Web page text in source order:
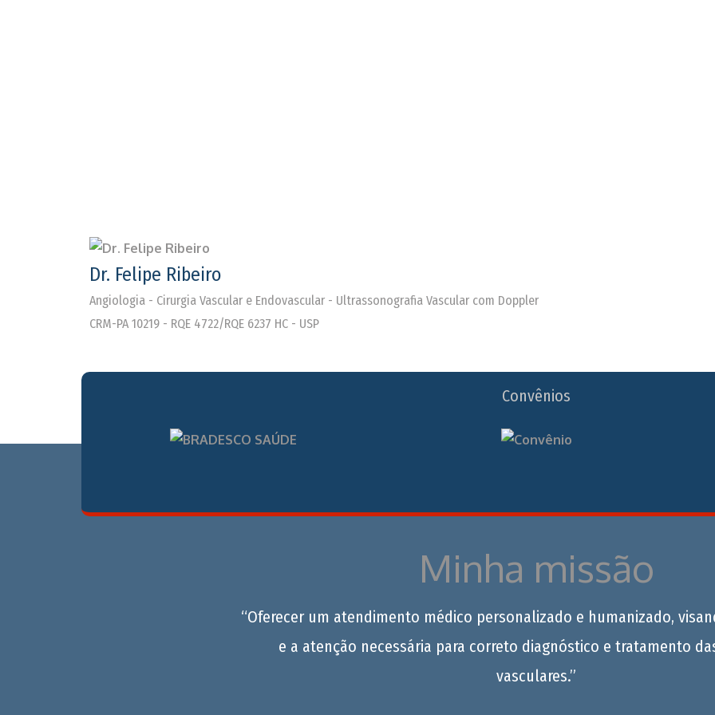
Dr. Felipe Ribeiro
Angiologia - Cirurgia Vascular e Endovascular - Ultrassonografia Vascular com Doppler
CRM-PA 10219 - RQE 4722/RQE 6237 HC - USP
Convênios
Minha missão
“Oferecer um atendimento médico personalizado e humanizado,
e a atenção necessária para correto diagnóstico e tratamento
vasculares.”